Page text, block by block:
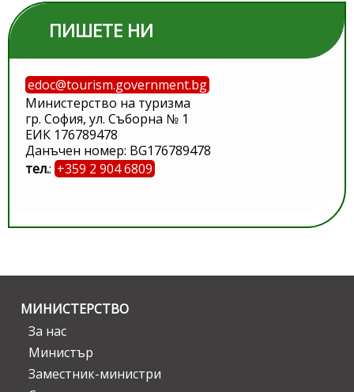
ПИШЕТЕ НИ
edoc@tourism.government.bg
Министерство на туризма
гр. София, ул. Съборна № 1
ЕИК 176789478
Данъчен номер: BG176789478
тел.: +359 2 904 6809
МИНИСТЕРСТВО
За нас
Министър
Заместник-министри